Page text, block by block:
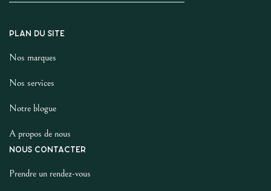
PLAN DU SITE
Nos marques
Nos services
Notre blogue
A propos de nous
NOUS CONTACTER
Prendre un rendez-vous